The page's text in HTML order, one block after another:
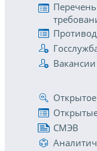
Вакансии
СМЭВ